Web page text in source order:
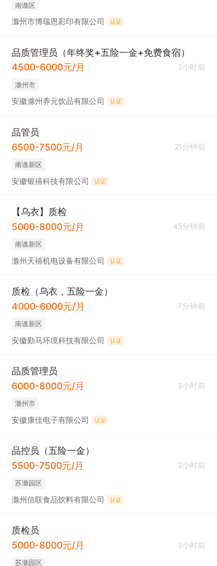
南谯区
滁州市博瑞恩彩印有限公司 认证
品质管理员（年终奖+五险一金+免费食宿）
4500-6000元/月
2小时前
滁州市
安徽滁州养元饮品有限公司 认证
品管员
6500-7500元/月
21分钟前
南谯新区
安徽银禧科技有限公司 认证
【乌衣】质检
5000-8000元/月
45分钟前
南谯新区
滁州天禧机电设备有限公司 认证
质检（乌衣，五险一金）
4000-6000元/月
7分钟前
南谯新区
安徽勤马环境科技有限公司 认证
品质管理员
6000-8000元/月
3小时前
滁州市
安徽康佳电子有限公司 认证
品控员（五险一金）
5500-7500元/月
2小时前
苏滁园区
滁州信联食品饮料有限公司 认证
质检员
5000-8000元/月
2小时前
苏滁园区